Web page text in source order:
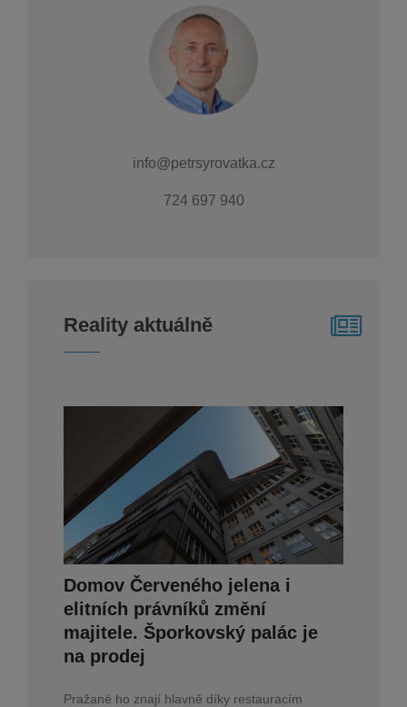
info@petrsyrovatka.cz
724 697 940
Reality aktuálně
Domov Červeného jelena i
elitních právníků změní
majitele. Šporkovský palác je
na prodej
Pražané ho znají hlavně díky restauracím